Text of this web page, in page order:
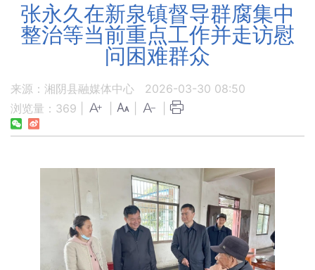
张永久在新泉镇督导群腐集中
整治等当前重点工作并走访慰
问困难群众
来源：湘阴县融媒体中心
2026-03-30 08:50
浏览量： 369